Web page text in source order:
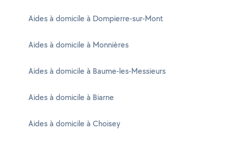
Aides à domicile à Dompierre-sur-Mont
Aides à domicile à Monnières
Aides à domicile à Baume-les-Messieurs
Aides à domicile à Biarne
Aides à domicile à Choisey